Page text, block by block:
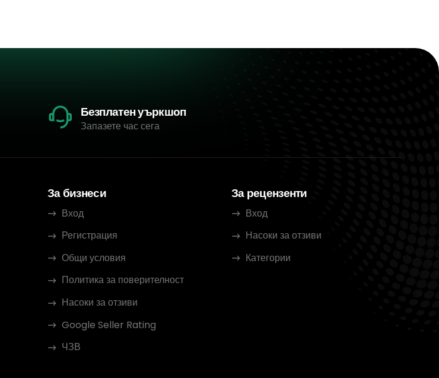
Безплатен уъркшоп
Запазете час сега
За бизнеси
Вход
Регистрация
Общи условия
Политика за поверителност
Насоки за отзиви
Google Seller Rating
ЧЗВ
За рецензенти
Вход
Насоки за отзиви
Категории